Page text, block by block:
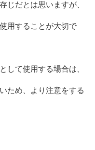
じだとは思いますが、
用することが大切で
して使用する場合は、
ため、より注意をする